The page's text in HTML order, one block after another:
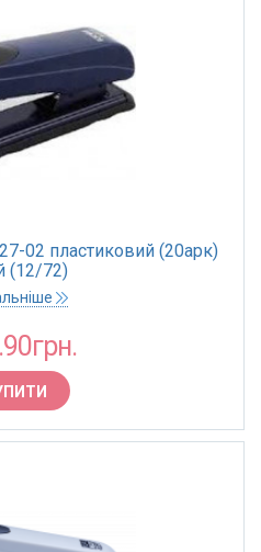
02 пластиковий (20арк)
(12/72)